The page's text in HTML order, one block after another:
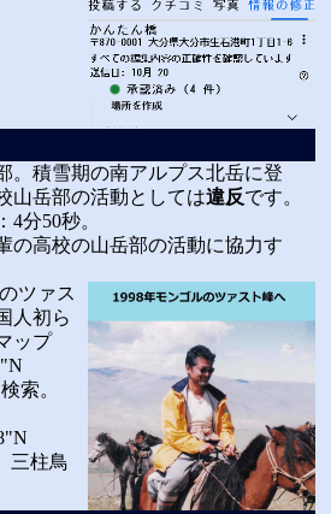
。積雪期の南アルプス北岳に登
山岳部の活動としては違反です。
4分50秒。
の高校の山岳部の活動に協力す
ツァス
人初ら
ップ
索。
三柱鳥